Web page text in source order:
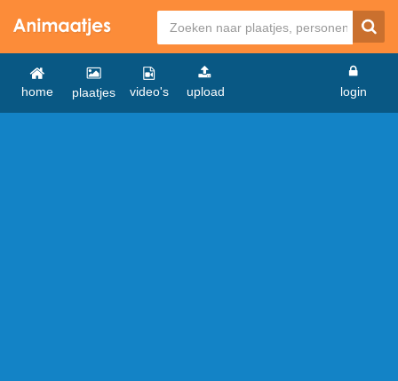
home plaatjes video's upload login